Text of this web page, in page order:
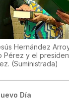
Hernández
Pérez y el
(Suministrada)
Día